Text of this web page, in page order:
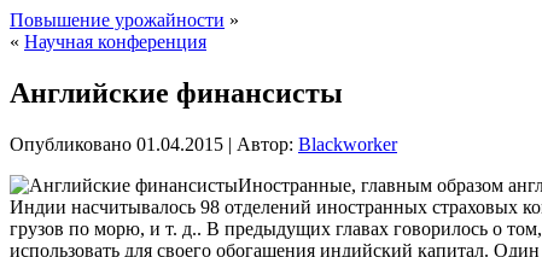
Повышение урожайности »
« Научная конференция
Английские финансисты
Опубликовано 01.04.2015 | Автор: Blackworker
Иностранные, главным образом
Индии насчитывалось 98 отделений иностранных страховых
грузов по морю, и т. д.. В предыдущих главах говорилось о
использовать для своего обогащения индийский капитал.